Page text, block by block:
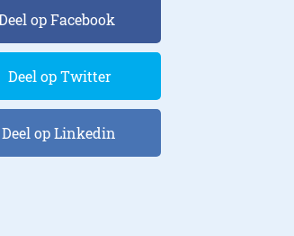
op Facebook
Deel op Twitter
Deel op Linkedin